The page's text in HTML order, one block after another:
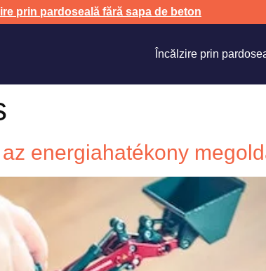
prin pardoseală fără sapa de beton
Încălzire prin
energiahatékony